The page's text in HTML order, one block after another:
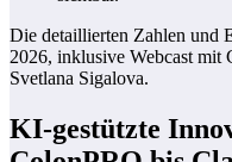
Die detaillierten Zahlen und
2026, inklusive Webcast
Svetlana Sigalova.
KI-gestützte